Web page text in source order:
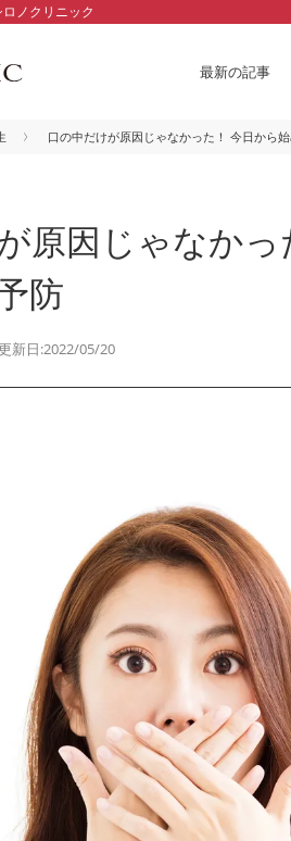
ノクリニック
最新の記事
口の中だけが原因じゃなかった！ 今日から
原因じゃなかっ
防
日:2022/05/20